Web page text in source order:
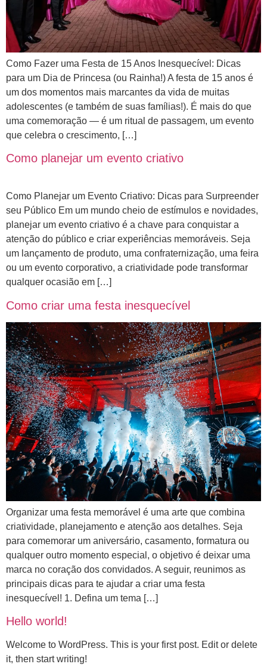
Como Fazer uma Festa de 15 Anos Inesquecível: Dicas
para um Dia de Princesa (ou Rainha!) A festa de 15 anos é
um dos momentos mais marcantes da vida de muitas
adolescentes (e também de suas famílias!). É mais do que
uma comemoração — é um ritual de passagem, um evento
que celebra o crescimento, […]
Como planejar um evento criativo
Como Planejar um Evento Criativo: Dicas para Surpreender
seu Público Em um mundo cheio de estímulos e novidades,
planejar um evento criativo é a chave para conquistar a
atenção do público e criar experiências memoráveis. Seja
um lançamento de produto, uma confraternização, uma feira
ou um evento corporativo, a criatividade pode transformar
qualquer ocasião em […]
Como criar uma festa inesquecível
Organizar uma festa memorável é uma arte que combina
criatividade, planejamento e atenção aos detalhes. Seja
para comemorar um aniversário, casamento, formatura ou
qualquer outro momento especial, o objetivo é deixar uma
marca no coração dos convidados. A seguir, reunimos as
principais dicas para te ajudar a criar uma festa
inesquecível! 1. Defina um tema […]
Hello world!
Welcome to WordPress. This is your first post. Edit or delete
it, then start writing!